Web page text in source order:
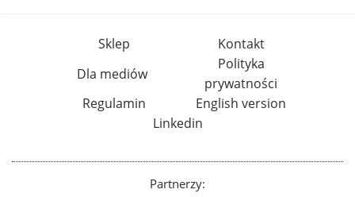
Sklep
Kontakt
Dla mediów
Polityka
prywatności
Regulamin
English version
Linkedin
Partnerzy: